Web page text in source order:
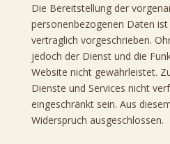
Die Bereitstellung der
personenbezogenen Daten
vertraglich vorgeschrieben.
jedoch der Dienst und die
Website nicht gewährleistet.
Dienste und Services nicht
eingeschränkt sein. Aus
Widerspruch ausgeschlossen.